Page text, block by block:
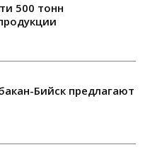
500 тонн
Бийск предлагают